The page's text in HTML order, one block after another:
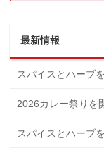
最新情報
スパイスとハーブ
2026カレー祭りを
スパイスとハーブ